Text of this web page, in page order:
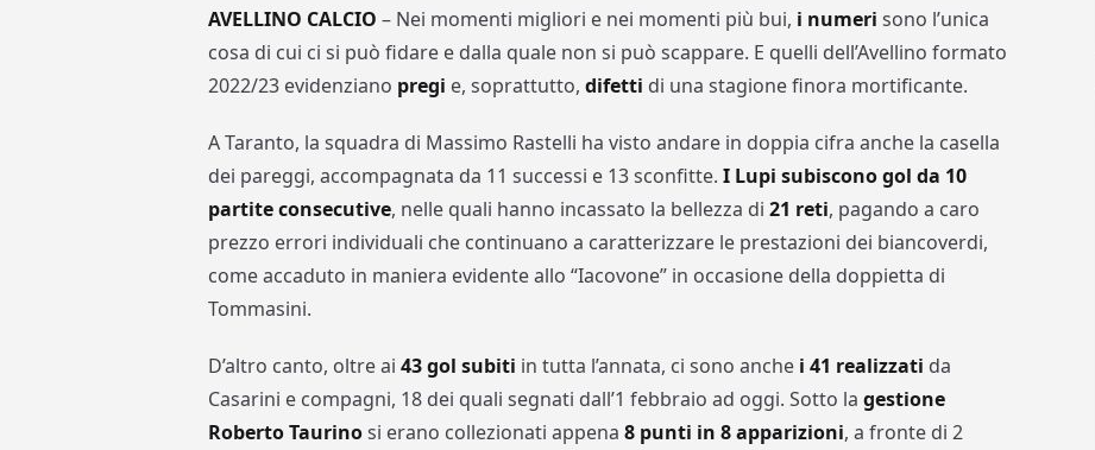
AVELLINO CALCIO – Nei momenti migliori e nei momenti più bui, i numeri sono l’unica
cosa di cui ci si può fidare e dalla quale non si può scappare. E quelli dell’Avellino formato
2022/23 evidenziano pregi e, soprattutto,difetti di una stagione finora mortificante.
A Taranto, la squadra di Massimo Rastelli ha visto andare in doppia cifra anche la casella
dei pareggi, accompagnata da 11 successi e 13 sconfitte.I Lupi subiscono gol da 10
partite consecutive, nelle quali hanno incassato la bellezza di21 reti, pagando a caro
prezzo errori individuali che continuano a caratterizzare le prestazioni dei biancoverdi,
come accaduto in maniera evidente allo “Iacovone” in occasione della doppietta di
Tommasini.
D’altro canto, oltre ai 43 gol subiti in tutta l’annata, ci sono anche i 41 realizzati da
Casarini e compagni, 18 dei quali segnati dall’1 febbraio ad oggi. Sotto lagestione
Roberto Taurinosi erano collezionati appena8 punti in 8 apparizioni, a fronte di 2